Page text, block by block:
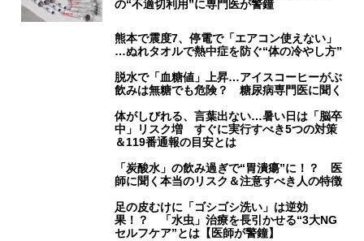
の“不適切利用”に専門医が警鐘
熊本で震度7、停電で「エアコン使えない」
…ぬれタオルで熱中症を防ぐ“体の冷やし方”
脱水で「血糖値」上昇…アイスコーヒーがぶ
飲みは無糖でも危険？ 糖尿病専門医に聞く
体がしびれる、言葉出ない…暑い日は「脳卒
中」リスク増 すぐに実行すべき5つの対策
＆119番通報の目安とは
「炭酸水」の飲み過ぎで“胃潰瘍”に！？ 医
師に聞く本当のリスク＆注意すべき人の特徴
足の皮むけに「ゴシゴシ洗い」は逆効
果！？ 「水虫」治療を長引かせる“3大NG
セルフケア”とは【医師が警鐘】